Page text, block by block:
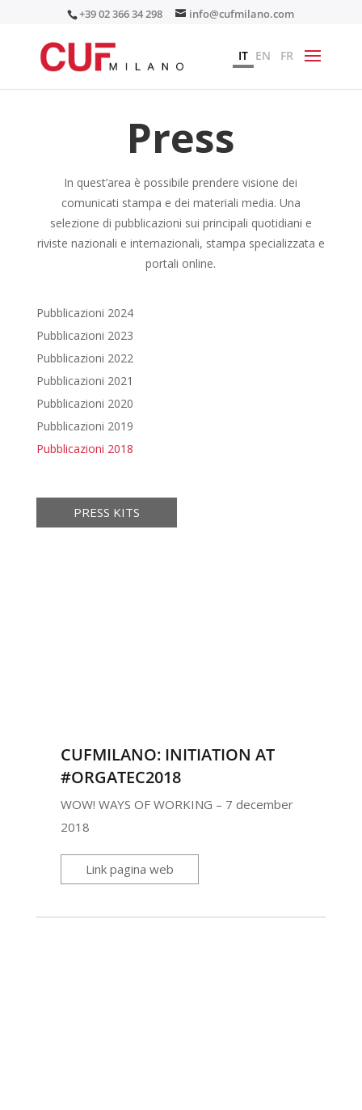
+39 02 366 34 298 info@cufmilano.com
IT EN FR
Press
In quest’area è possibile prendere visione dei
comunicati stampa e dei materiali media. Una
selezione di pubblicazioni sui principali quotidiani e
riviste nazionali e internazionali, stampa specializzata e
portali online.
Pubblicazioni 2024
Pubblicazioni 2023
Pubblicazioni 2022
Pubblicazioni 2021
Pubblicazioni 2020
Pubblicazioni 2019
Pubblicazioni 2018
PRESS KITS
CUFMILANO: INITIATION AT
#ORGATEC2018
WOW! WAYS OF WORKING – 7 december
2018
Link pagina web